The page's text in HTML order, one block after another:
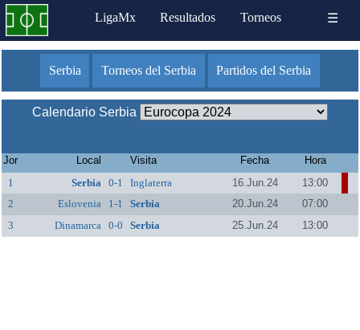
LigaMx Resultados Torneos ☰
Serbia Torneos del Serbia Partidos del Serbia
Calendario Serbia
Jor Local Visita Fecha
Hora
1
Serbia 0-1 Inglaterra 16.Jun.24
13:00
2
Eslovenia 1-1 Serbia 20.Jun.24
07:00
3
Dinamarca 0-0 Serbia 25.Jun.24 13:00